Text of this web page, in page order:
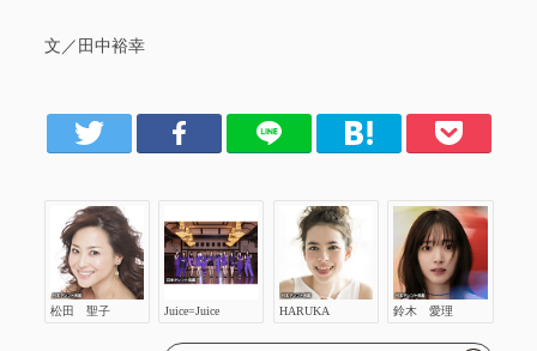
文／田中裕幸
Facebook LINE はてブ Pocket
松田 聖子 Juice=Juice HARUKA
HARUKA
鈴木 愛理